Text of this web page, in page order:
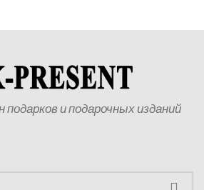
и подарочных изданий